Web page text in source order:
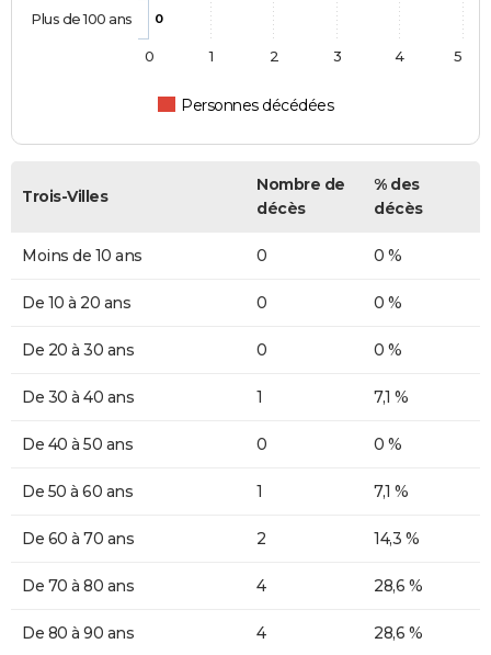
0
Personnes décédées
Plus de 100 ans
0 1 2 3 4 5
Trois-Villes
Nombre de
décès
% des
décès
Moins de 10 ans 0 0 %
De 10 à 20 ans 0 0 %
De 20 à 30 ans 0 0 %
De 30 à 40 ans 1 7,1 %
De 40 à 50 ans 0 0 %
De 50 à 60 ans 1 7,1 %
De 60 à 70 ans 2 14,3 %
De 70 à 80 ans 4 28,6 %
De 80 à 90 ans 4 28,6 %